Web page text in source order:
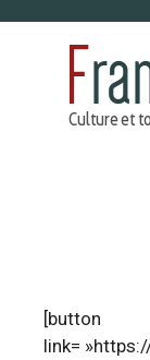
[button
link=